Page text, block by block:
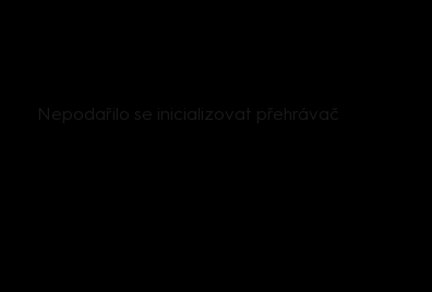
Nepodařilo se inicializovat přehrávač